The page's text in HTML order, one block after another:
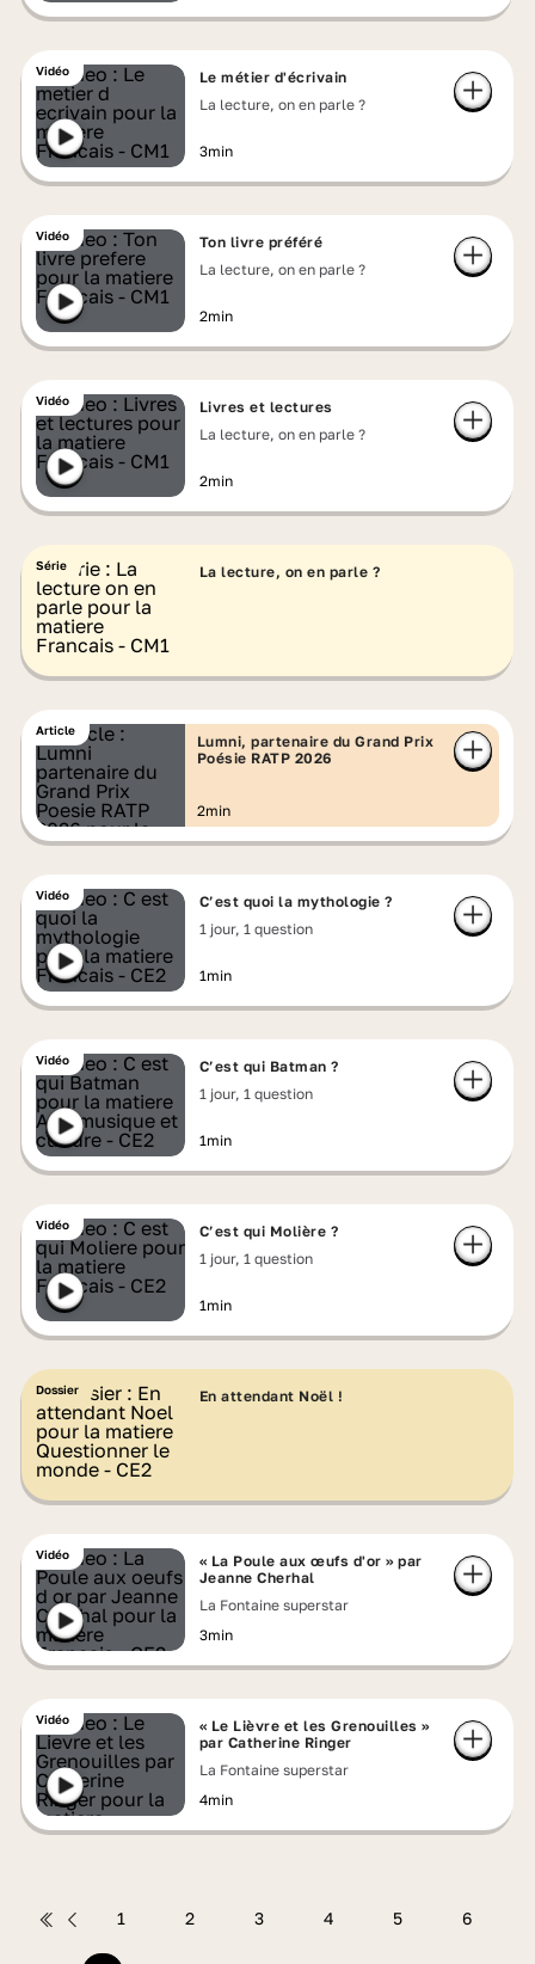
Vidéo
Le métier d'écrivain
La lecture, on en parle ?
3min
Vidéo
Ton livre préféré
La lecture, on en parle ?
2min
Vidéo
Livres et lectures
La lecture, on en parle ?
2min
Série La lecture, on en parle ?
Article
Lumni, partenaire du Grand Prix
Poésie RATP 2026
2min
Vidéo
C’est quoi la mythologie ?
1 jour, 1 question
1min
Vidéo
C’est qui Batman ?
1 jour, 1 question
1min
Vidéo
C’est qui Molière ?
1 jour, 1 question
1min
Dossier En attendant Noël !
Vidéo
« La Poule aux œufs d'or » par
Jeanne Cherhal
La Fontaine superstar
3min
Vidéo
« Le Lièvre et les Grenouilles »
par Catherine Ringer
La Fontaine superstar
4min
1 2 3 4 5 6